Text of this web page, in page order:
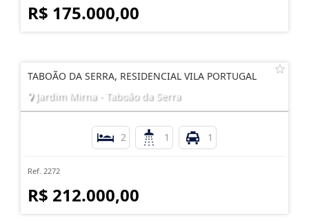
R$ 175.000,00
TABOÃO DA SERRA, RESIDENCIAL VILA PORTUGAL
Jardim Mirna - Taboão da Serra
2 1 1
Ref. 2272
R$ 212.000,00